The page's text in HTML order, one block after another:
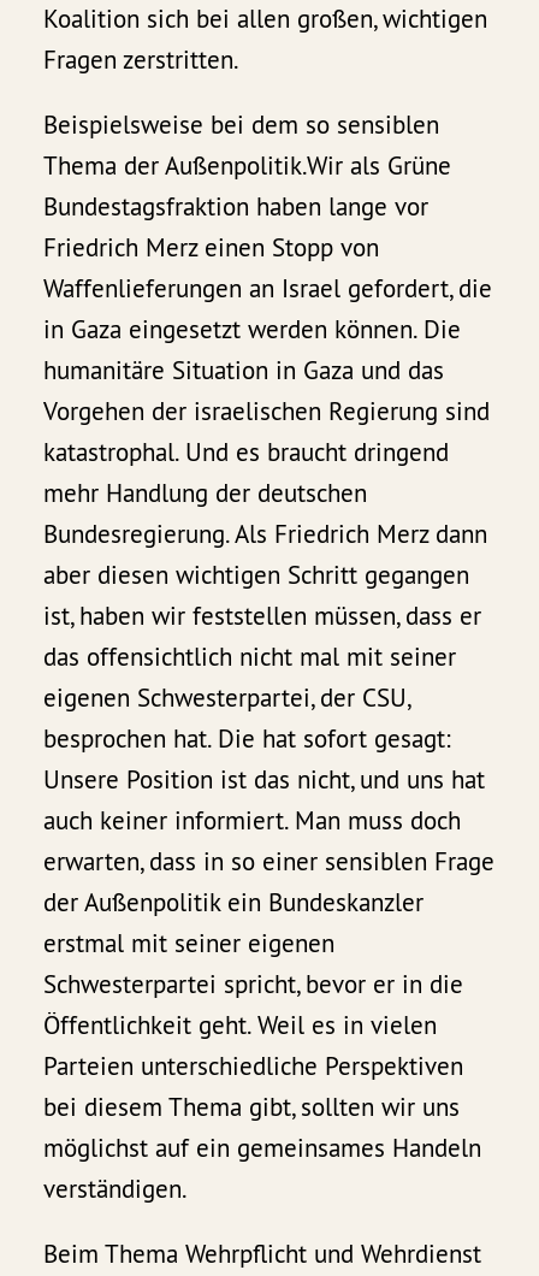
Koalition sich bei allen großen, wichtigen
Fragen zerstritten.
Beispielsweise bei dem so sensiblen
Thema der Außenpolitik.Wir als Grüne
Bundestagsfraktion haben lange vor
Friedrich Merz einen Stopp von
Waffenlieferungen an Israel gefordert, die
in Gaza eingesetzt werden können. Die
humanitäre Situation in Gaza und das
Vorgehen der israelischen Regierung sind
katastrophal. Und es braucht dringend
mehr Handlung der deutschen
Bundesregierung. Als Friedrich Merz dann
aber diesen wichtigen Schritt gegangen
ist, haben wir feststellen müssen, dass er
das offensichtlich nicht mal mit seiner
eigenen Schwesterpartei, der CSU,
besprochen hat. Die hat sofort gesagt:
Unsere Position ist das nicht, und uns hat
auch keiner informiert. Man muss doch
erwarten, dass in so einer sensiblen Frage
der Außenpolitik ein Bundeskanzler
erstmal mit seiner eigenen
Schwesterpartei spricht, bevor er in die
Öffentlichkeit geht. Weil es in vielen
Parteien unterschiedliche Perspektiven
bei diesem Thema gibt, sollten wir uns
möglichst auf ein gemeinsames Handeln
verständigen.
Beim Thema Wehrpflicht und Wehrdienst